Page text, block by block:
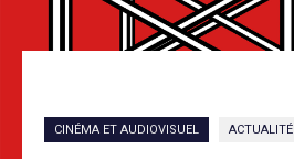
CINÉMA ET AUDIOVISUEL ACTUALITÉ